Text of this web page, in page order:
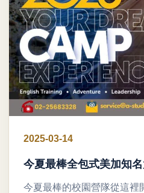
2025-03-14
今夏最棒全包式美加知
今夏最棒的校園營隊從這裡